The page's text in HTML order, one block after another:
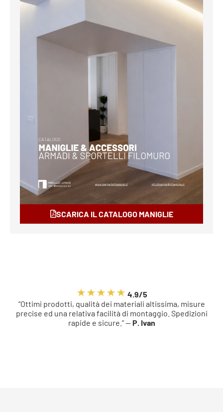
SCARICA IL CATALOGO MANIGLIE
4.9/5
“Ottimi prodotti, qualità dei materiali altissima, misure
precise ed una relativa facilità di montaggio. Spedizioni
rapide e sicure.” — P. Ivan